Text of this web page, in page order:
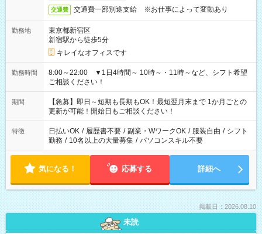
交通費 交通費一部別途支給 ※お仕事によって変動あり
勤務地
東京都新宿区
新宿駅から徒歩5分
キレイなオフィスです
勤務時間
8:00～22:00 ▼1日4時間～ 10時～・11時～など、シフト希望
ご相談ください！
期間
【急募】即日～短期も長期もOK！最短翌月末まで 1か月ごとの
更新が可能！開始日もご相談ください！
特徴 日払いOK / 履歴書不要 / 副業・WワークOK / 服装自由 / シフト
勤務 / 10名以上の大量募集 / パソコンスキル不要
気になる！ 応募する 詳細へ
掲載日：2026.08.10
未読